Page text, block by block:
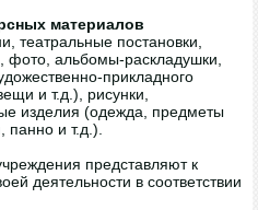
материалов
театральные постановки,
фото, альбомы-раскладушки,
прикладного
и т.д.), рисунки,
изделия (одежда, предметы
и т.д.).
представляют к
деятельности в соответствии